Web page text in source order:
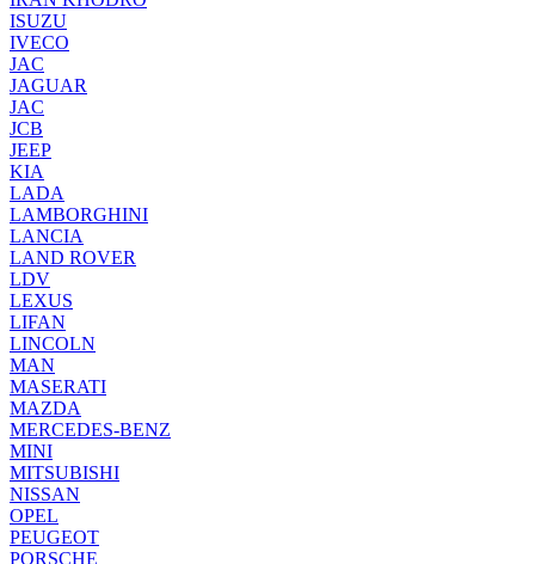
ISUZU
IVECO
JAC
JAGUAR
JAС
JCB
JEEP
KIA
LADA
LAMBORGHINI
LANCIA
LAND ROVER
LDV
LEXUS
LIFAN
LINCOLN
MAN
MASERATI
MAZDA
MERCEDES-BENZ
MINI
MITSUBISHI
NISSAN
OPEL
PEUGEOT
PORSCHE